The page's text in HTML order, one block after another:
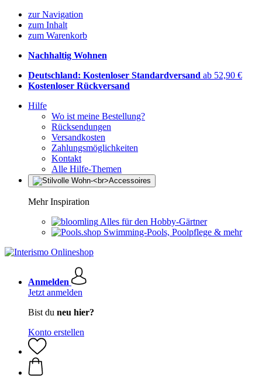
zur Navigation
zum Inhalt
zum Warenkorb
Nachhaltig Wohnen
Deutschland: Kostenloser Standardversand ab 52,90 €
Kostenloser Rückversand
Hilfe
Wo ist meine Bestellung?
Rücksendungen
Versandkosten
Zahlungsmöglichkeiten
Kontakt
Alle Hilfe-Themen
Mehr Inspiration
Alles für den Hobby-Gärtner
Swimming-Pools, Poolpflege & mehr
Anmelden
Jetzt anmelden
Bist du neu hier?
Konto erstellen